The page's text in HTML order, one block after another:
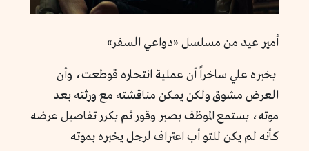
أمير عيد من مسلسل «دواعي السفر»
يخبره علي ساخراً أن عملية انتحاره قوطعت، وأن
العرض مشوق ولكن يمكن مناقشته مع ورثته بعد
موته، يستمع الموظف بصبر وقور ثم يكرر تفاصيل عرضه
كأنه لم يكن للتو أب اعتراف لرجل يخبره بموته